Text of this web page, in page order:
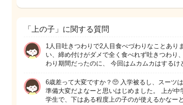
「上の子」に関する質問
1人目吐きつわりで2人目食べづわりなことあり
い、締め付けがダメで全く食べれず吐きつわり
わり期間だったのに、 今回はムカムカはする
6歳差って大変ですか？🥺 入学被るし、スーツ
準備大変だよなーと思いはじめました。 上が
学生で、下はある程度上の子のが使えるかなー